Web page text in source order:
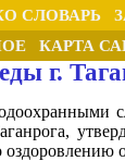
СЛОВАРЬ
КАРТА
г.